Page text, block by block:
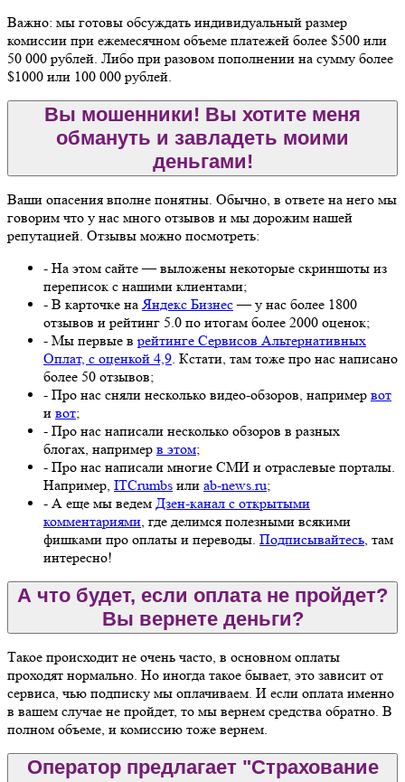
Важно: мы готовы обсуждать индивидуальный размер
комиссии при ежемесячном объеме платежей более $500 или
50 000 рублей. Либо при разовом пополнении на сумму более
$1000 или 100 000 рублей.
Вы мошенники! Вы хотите меня
обмануть и завладеть моими
деньгами!
Ваши опасения вполне понятны. Обычно, в ответе на него мы
говорим что у нас много отзывов и мы дорожим нашей
репутацией. Отзывы можно посмотреть:
- На этом сайте — выложены некоторые скриншоты из
переписок с нашими клиентами;
- В карточке наЯндекс Бизнес— у нас более 1800
отзывов и рейтинг 5.0 по итогам более 2000 оценок;
- Мы первые в рейтинге Сервисов Альтернативных
Оплат, с оценкой 4,9. Кстати, там тоже про нас написано
более 50 отзывов;
- Про нас сняли несколько видео-обзоров, например вот
и вот;
- Про нас написали несколько обзоров в разных
блогах, например в этом;
- Про нас написали многие СМИ и отраслевые порталы.
Например, ITCrumbs или ab-news.ru;
- А еще мы ведем Дзен-канал с открытыми
комментариями, где делимся полезными всякими
фишками про оплаты и переводы. Подписывайтесь, там
интересно!
А что будет, если оплата не пройдет?
Вы вернете деньги?
Такое происходит не очень часто, в основном оплаты
проходят нормально. Но иногда такое бывает, это зависит от
сервиса, чью подписку мы оплачиваем. И если оплата именно
в вашем случае не пройдет, то мы вернем средства обратно. В
полном объеме, и комиссию тоже вернем.
Оператор предлагает "Страхование